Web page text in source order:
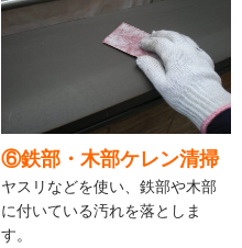
⑥鉄部・木部ケレン清掃
ヤスリなどを使い、鉄部や木部
に付いている汚れを落としま
す。